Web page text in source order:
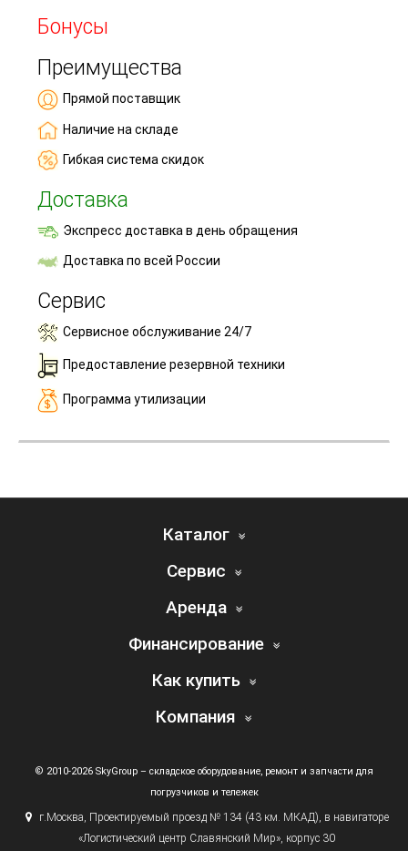
Бонусы
Преимущества
Прямой поставщик
Наличие на складе
Гибкая система скидок
Доставка
Экспресс доставка в день обращения
Доставка по всей России
Сервис
Сервисное обслуживание 24/7
Предоставление резервной техники
Программа утилизации
Каталог
Сервис
Аренда
Финансирование
Как купить
Компания
© 2010-2026 SkyGroup – складское оборудование, ремонт и запчасти для
погрузчиков и тележек
г. Москва, Проектируемый проезд № 134 (43км. МКАД), в навигаторе
«Логистический центр Славянский Мир», корпус 30